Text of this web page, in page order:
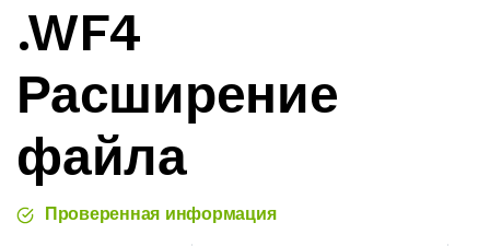
.WF4
Расширение
файла
Проверенная информация